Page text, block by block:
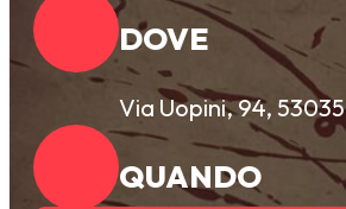
DOVE
Via Uopini, 94,
QUANDO